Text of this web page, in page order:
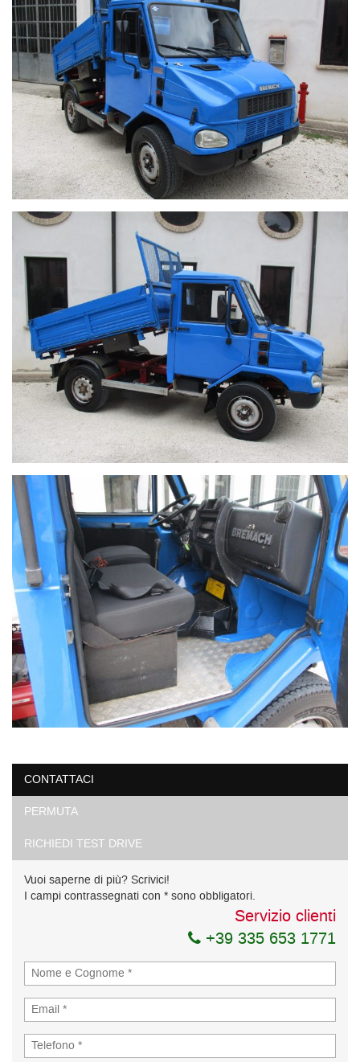
CONTATTACI
PERMUTA
RICHIEDI TEST DRIVE
Vuoi saperne di più? Scrivici!
I campi contrassegnati con * sono obbligatori.
Servizio clienti
+39 335 653 1771